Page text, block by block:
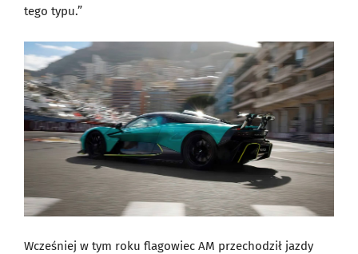
tego typu.”
Wcześniej w tym roku flagowiec AM przechodził jazdy